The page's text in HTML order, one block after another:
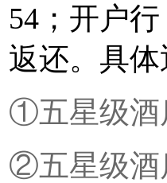
54；开户
返还。具
①五星级酒
②五星级酒